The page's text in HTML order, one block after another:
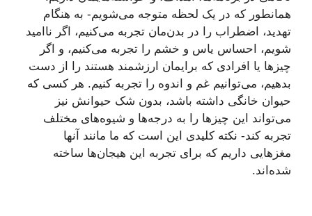
همانطور که در یک لحظه متوجه می‌شویم- به هنگام
تهدید، اضطراب را در بدن‌مان تجربه می‌کنیم، اگر ناامید
شویم، احساس یاس و خشم را تجربه می‌کنیم، و اگر
چیزها یا افرادی که برایمان ارزشمند هستند را از دست
بدهیم، می‌توانیم غم و اندوه را تجربه کنیم. هر کسی که
حیوان خانگی داشته باشد، بدون شک حیوانش نیز
می‌تواند این چیزها را به درجه‌ها و شیوه‌های مختلف
تجربه کند- نکته کلیدی این است که ما مانند آنها
مغزهایی داریم که برای تجربه این هیجان‌ها ساخته
شده‌اند.